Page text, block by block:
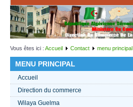
ACCUEIL
LIENS WEB
CONTACT
TEXTES 2021
Vous êtes ici : Accueil Contact menu principal
MENU PRINCIPAL
Accueil
Direction du commerce
Wilaya Guelma